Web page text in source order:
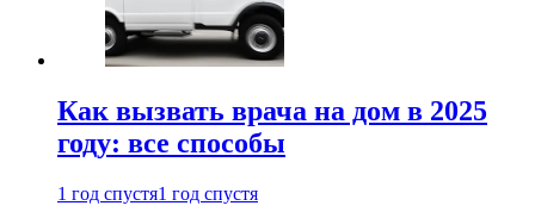
Как вызвать врача на дом в 2025
году: все способы
1 год спустя1 год спустя